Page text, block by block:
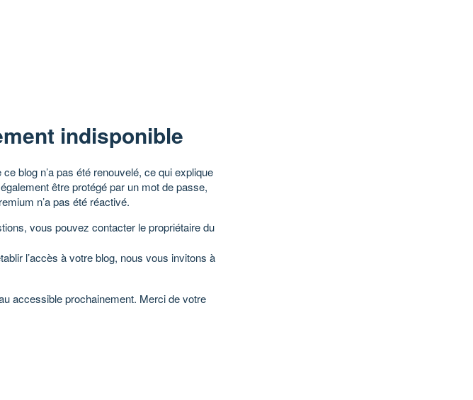
indisponible
blog n’a pas été renouvelé, ce qui explique
être protégé par un mot de passe,
n’a pas été réactivé.
vous pouvez contacter le propriétaire du
l’accès à votre blog, nous vous invitons à
accessible prochainement. Merci de votre